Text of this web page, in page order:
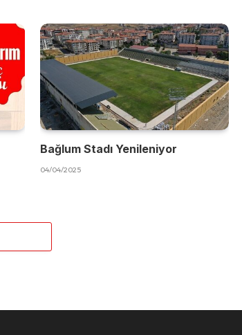
Bağlum Stadı Yenileniyor
04/04/2025